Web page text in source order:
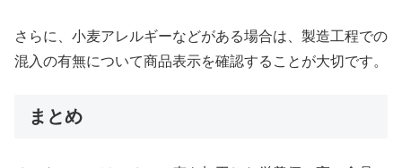
さらに、小麦アレルギーなどがある場合は、製造工程での
混入の有無について商品表示を確認することが大切です。
まとめ